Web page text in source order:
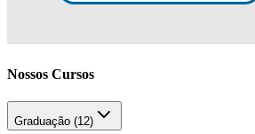
Nossos Cursos
Graduação (12)